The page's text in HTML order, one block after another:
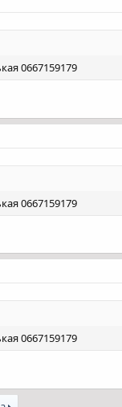
0667159179
0667159179
0667159179